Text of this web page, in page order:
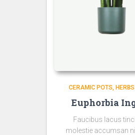
CERAMIC POTS
Euphorbia
Faucibus lacus
molestie accumsan